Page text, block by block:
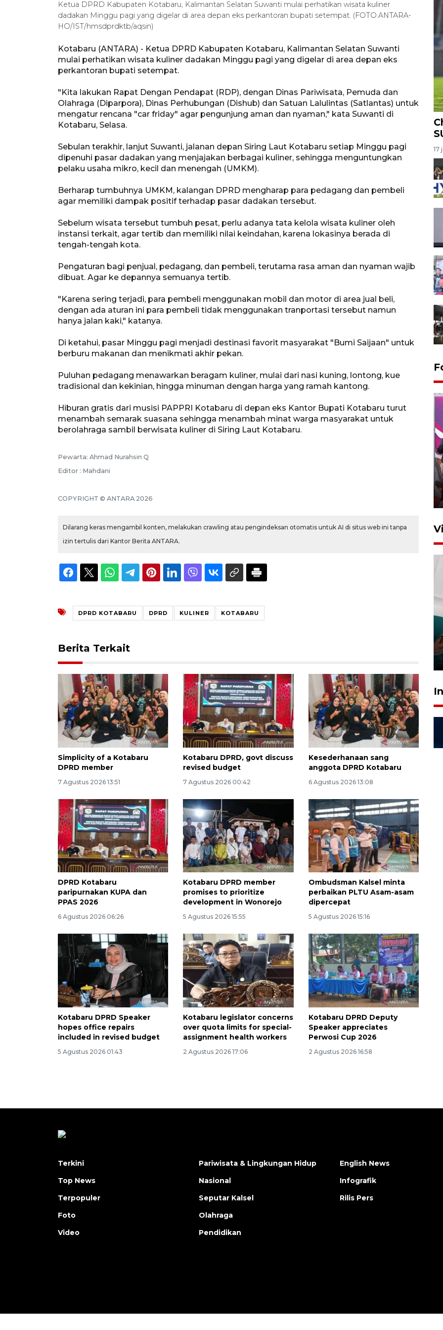
Ketua DPRD Kabupaten Kotabaru, Kalimantan Selatan Suwanti mulai perhatikan wisata kuliner
dadakan Minggu pagi yang digelar di area depan eks perkantoran bupati setempat. (FOTO.ANTARA-
HO/IST/hmsdprdktb/aqsin)
Kotabaru (ANTARA) - Ketua DPRD Kabupaten Kotabaru, Kalimantan Selatan Suwanti
mulai perhatikan wisata kuliner dadakan Minggu pagi yang digelar di area depan eks
perkantoran bupati setempat.
"Kita lakukan Rapat Dengan Pendapat (RDP), dengan Dinas Pariwisata, Pemuda dan
Olahraga (Diparpora), Dinas Perhubungan (Dishub) dan Satuan Lalulintas (Satlantas) untuk
mengatur rencana "car friday" agar pengunjung aman dan nyaman," kata Suwanti di
Kotabaru, Selasa.
Sebulan terakhir, lanjut Suwanti, jalanan depan Siring Laut Kotabaru setiap Minggu pagi
dipenuhi pasar dadakan yang menjajakan berbagai kuliner, sehingga menguntungkan
pelaku usaha mikro, kecil dan menengah (UMKM).
Berharap tumbuhnya UMKM, kalangan DPRD mengharap para pedagang dan pembeli
agar memiliki dampak positif terhadap pasar dadakan tersebut.
Sebelum wisata tersebut tumbuh pesat, perlu adanya tata kelola wisata kuliner oleh
instansi terkait, agar tertib dan memiliki nilai keindahan, karena lokasinya berada di
tengah-tengah kota.
Pengaturan bagi penjual, pedagang, dan pembeli, terutama rasa aman dan nyaman wajib
dibuat. Agar ke depannya semuanya tertib.
"Karena sering terjadi, para pembeli menggunakan mobil dan motor di area jual beli,
dengan ada aturan ini para pembeli tidak menggunakan tranportasi tersebut namun
hanya jalan kaki," katanya.
Di ketahui, pasar Minggu pagi menjadi destinasi favorit masyarakat "Bumi Saijaan" untuk
berburu makanan dan menikmati akhir pekan.
Puluhan pedagang menawarkan beragam kuliner, mulai dari nasi kuning, lontong, kue
tradisional dan kekinian, hingga minuman dengan harga yang ramah kantong.
Hiburan gratis dari musisi PAPPRI Kotabaru di depan eks Kantor Bupati Kotabaru turut
menambah semarak suasana sehingga menambah minat warga masyarakat untuk
berolahraga sambil berwisata kuliner di Siring Laut Kotabaru.
Pewarta: Ahmad Nurahsin Q
Editor : Mahdani
COPYRIGHT © ANTARA 2026
Dilarang keras mengambil konten, melakukan crawling atau pengindeksan otomatis untuk AI di situs web ini tanpa
izin tertulis dari Kantor Berita ANTARA.
DPRD KOTABARU DPRD KULINER KOTABARU
Berita Terkait
Simplicity of a Kotabaru
DPRD member
7 Agustus 2026 13:51
Kotabaru DPRD, govt discuss
revised budget
7 Agustus 2026 00:42
Kesederhanaan sang
anggota DPRD Kotabaru
6 Agustus 2026 13:08
DPRD Kotabaru
paripurnakan KUPA dan
PPAS 2026
6 Agustus 2026 06:26
Kotabaru DPRD member
promises to prioritize
development in Wonorejo
5 Agustus 2026 15:55
Ombudsman Kalsel minta
perbaikan PLTU Asam-asam
dipercepat
5 Agustus 2026 15:16
Kotabaru DPRD Speaker
hopes office repairs
included in revised budget
5 Agustus 2026 01:43
Kotabaru legislator concerns
over quota limits for special-
assignment health workers
2 Agustus 2026 17:06
Kotabaru DPRD Deputy
Speaker appreciates
Perwosi Cup 2026
2 Agustus 2026 16:58
17
Layanan haji Indonesia
semakin memuaskan
2026-08-08 15:00:00
Terkini
Top News
Terpopuler
Foto
Video
Pariwisata & Lingkungan Hidup
Nasional
Seputar Kalsel
Olahraga
Pendidikan
English News
Infografik
Rilis Pers